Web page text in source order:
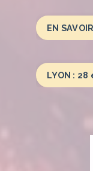
EN
LYON : 28